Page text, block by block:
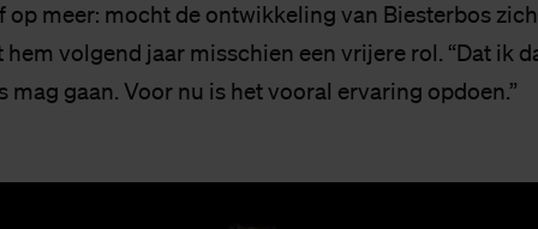
op meer: mocht de ontwikkeling van Biesterbos
hem volgend jaar misschien een vrijere rol. “Dat ik
mag gaan. Voor nu is het vooral ervaring opdoen.”